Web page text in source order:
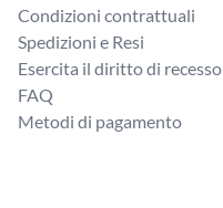
Condizioni contrattuali
Spedizioni e Resi
Esercita il diritto di recesso
FAQ
Metodi di pagamento